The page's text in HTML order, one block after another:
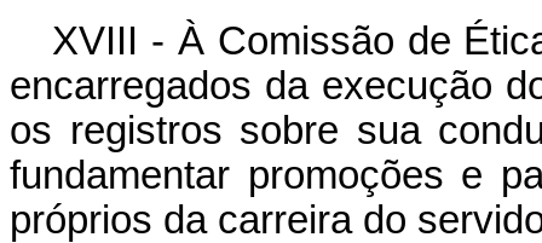
XVIII - À Comissão de
encarregados da execução
os registros sobre sua
fundamentar promoções e
próprios da carreira do